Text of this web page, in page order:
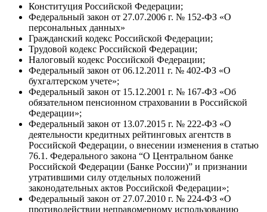
Конституция Российской Федерации;
Федеральный закон от 27.07.2006 г. № 152-ФЗ «О
персональных данных»
Гражданский кодекс Российской Федерации;
Трудовой кодекс Российской Федерации;
Налоговый кодекс Российской Федерации;
Федеральный закон от 06.12.2011 г. № 402-ФЗ «О
бухгалтерском учете»;
Федеральный закон от 15.12.2001 г. № 167-ФЗ «Об
обязательном пенсионном страховании в Российской
Федерации»;
Федеральный закон от 13.07.2015 г. № 222-ФЗ «О
деятельности кредитных рейтинговых агентств в
Российской Федерации, о внесении изменения в статью
76.1. Федерального закона “О Центральном банке
Российской Федерации (Банке России)” и признании
утратившими силу отдельных положений
законодательных актов Российской Федерации»;
Федеральный закон от 27.07.2010 г. № 224-ФЗ «О
противодействии неправомерному использованию